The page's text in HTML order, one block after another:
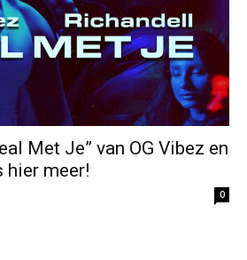
Met Je” van OG Vibez en
hier meer!
0